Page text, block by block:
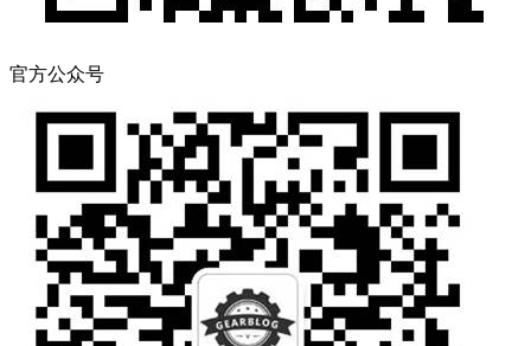
官方公众号